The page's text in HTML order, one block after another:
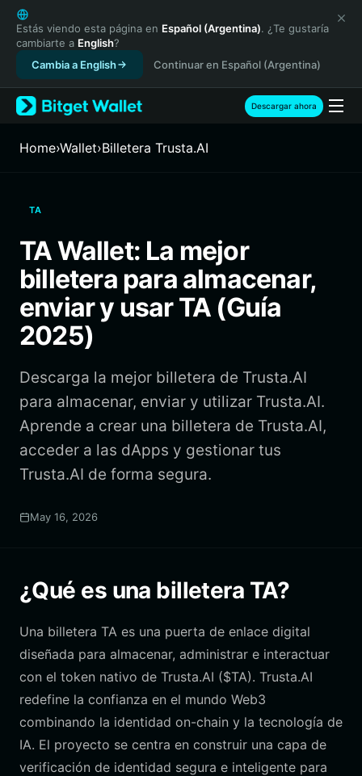
English
日本語
Tiếng Việt
Русский
Español (Latinoamérica)
Türkçe
Français
繁體中文
Bahasa Indonesia
ภาษาไทย
Español
Português (Brasil)
Estás viendo esta página en Español (Argentina). ¿Te gustaría
cambiarte a English?
Cambia a English
Continuar en Español (Argentina)
Descargar ahora
Home›Wallet›Billetera Trusta.AI
TA
TA Wallet: La mejor
billetera para almacenar,
enviar y usar TA (Guía
2025)
Descarga la mejor billetera de Trusta.AI
para almacenar, enviar y utilizar Trusta.AI.
Aprende a crear una billetera de Trusta.AI,
acceder a las dApps y gestionar tus
Trusta.AI de forma segura.
May 16, 2026
¿Qué es una billetera TA?
Una billetera TA es una puerta de enlace digital
diseñada para almacenar, administrar e interactuar
con el token nativo de Trusta.AI ($TA). Trusta.AI
redefine la confianza en el mundo Web3
combinando la identidad on-chain y la tecnología de
IA. El proyecto se centra en construir una capa de
verificación de identidad segura e inteligente para